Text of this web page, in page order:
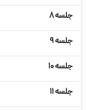
جلسه ۸
جلسه ۹
جلسه ۱۰
جلسه ۱۱